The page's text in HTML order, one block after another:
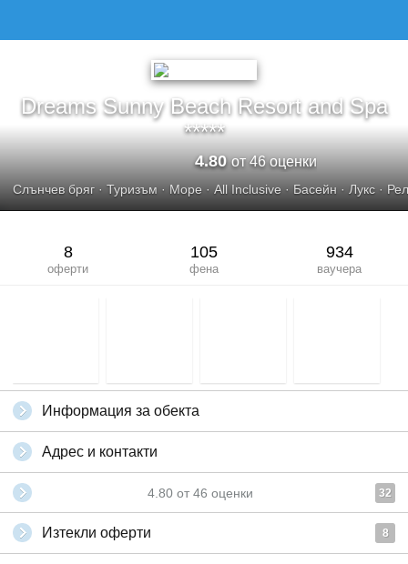
Dreams Sunny Beach Resort and Spa
*****
4.80от 46 оценки
Слънчев бряг · Туризъм · Море ·All Inclusive · Басейн · Лукс ·
8
оферти
105
фена
934
ваучера
Информация за обекта
Адрес и контакти
4.80 от 46 оценки 32
Изтекли оферти 8